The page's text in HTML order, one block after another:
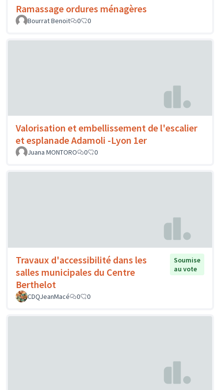
Ramassage ordures ménagères
Bourrat Benoit 0 0
Valorisation et embellissement de l'escalier
et esplanade Adamoli -Lyon 1er
Juana MONTORO 0 0
Travaux d'accessibilité dans les
salles municipales du Centre
Berthelot
Soumise
au vote
CDQJeanMacé 0 0